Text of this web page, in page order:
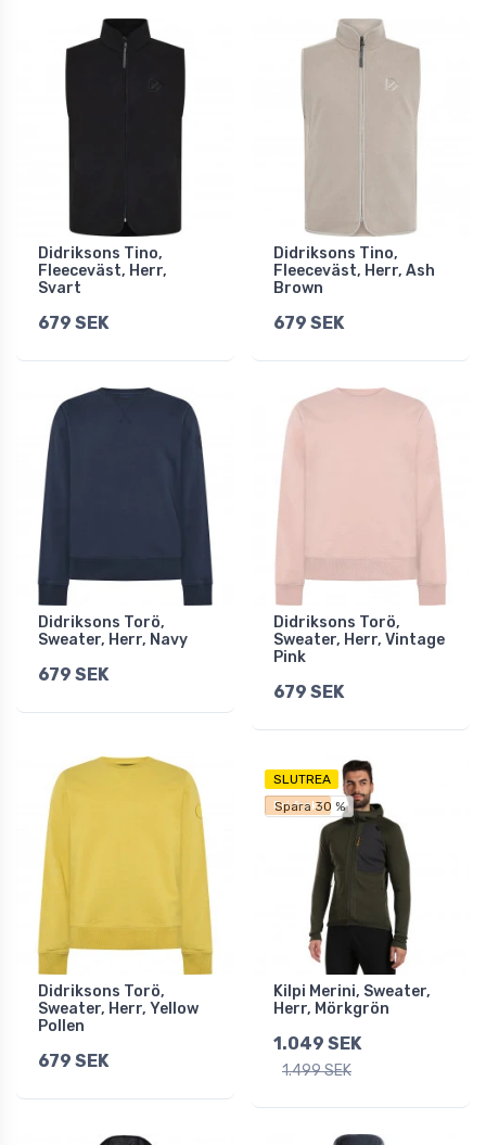
Didriksons Tino,
Fleeceväst, Herr,
Svart
679 SEK
Didriksons Tino,
Fleeceväst, Herr, Ash
Brown
679 SEK
Didriksons Torö,
Sweater, Herr, Navy
679 SEK
Didriksons Torö,
Sweater, Herr, Vintage
Pink
679 SEK
Didriksons Torö,
Sweater, Herr, Yellow
Pollen
679 SEK
SLUTREA
Fri frakt
Spara 30 %
Kilpi Merini, Sweater,
Herr, Mörkgrön
1.049 SEK
1.499 SEK